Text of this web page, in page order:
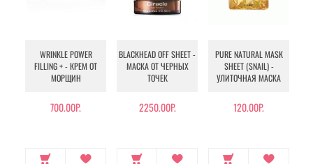
WRINKLE POWER
FILLING + - КРЕМ ОТ
МОРЩИН
700.00Р.
BLACKHEAD OFF SHEET -
МАСКА ОТ ЧЕРНЫХ
ТОЧЕК
2250.00Р.
PURE NATURAL MASK
SHEET (SNAIL) -
УЛИТОЧНАЯ МАСКА
120.00Р.